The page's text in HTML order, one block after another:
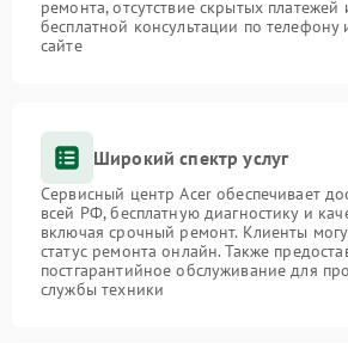
ремонта, отсутствие скрытых
бесплатной консультации по телефону
сайте
Широкий спектр услуг
Сервисный центр Acer обеспечивает
всей РФ, бесплатную диагностику и
включая срочный ремонт. Клиенты
статус ремонта онлайн. Также
постгарантийное обслуживание для
службы техники